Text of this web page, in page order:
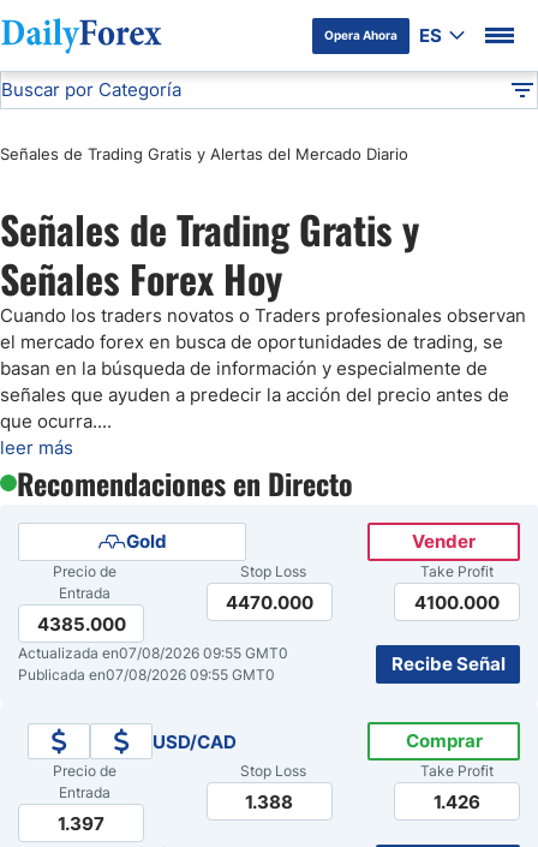
Opera Ahora ES
Señales de Trading Gratis y Alertas del Mercado Diario
Divulgación del Anunciante
Buscar por Categoría
Pronóstico del Oro Hoy
Análisis de Mercados Bursátiles
Análisis y Pronóstico del Café Hoy
Pronóstico del S&P 500 Hoy
Pronóstico del EUR/USD
Pronóstico Peso Mexicano
Pronóstico del Nasdaq 100 Hoy
Precio del Petróleo
Señales de Trading Gratis y Alertas del Mercado Diario
Señales de Trading Gratis y
Señales Forex Hoy
Cuando los traders novatos o Traders profesionales observan
el mercado forex en busca de oportunidades de trading, se
basan en la búsqueda de información y especialmente de
señales que ayuden a predecir la acción del precio antes de
que ocurra....
leer más
Recomendaciones en Directo
Gold Vender
Precio de
Entrada
4385.000
Stop Loss
4470.000
Take Profit
4100.000
Actualizada en07/08/2026 09:55 GMT0
Publicada en07/08/2026 09:55 GMT0 Recibe Señal
USD/CAD Comprar
Precio de
Entrada
1.397
Stop Loss
1.388
Take Profit
1.426